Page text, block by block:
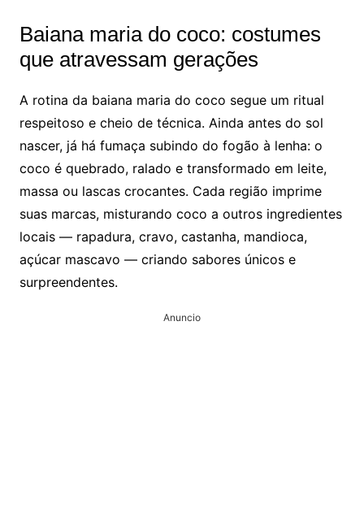
Baiana maria do coco: costumes
que atravessam gerações
A rotina da baiana maria do coco segue um ritual
respeitoso e cheio de técnica. Ainda antes do sol
nascer, já há fumaça subindo do fogão à lenha: o
coco é quebrado, ralado e transformado em leite,
massa ou lascas crocantes. Cada região imprime
suas marcas, misturando coco a outros ingredientes
locais — rapadura, cravo, castanha, mandioca,
açúcar mascavo — criando sabores únicos e
surpreendentes.
Anuncio